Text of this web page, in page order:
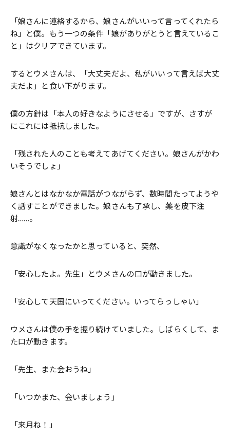
「娘さんに連絡するから、娘さんがいいって言ってくれたら
ね」と僕。もう一つの条件「娘がありがとうと言えているこ
と」はクリアできています。
するとウメさんは、「大丈夫だよ、私がいいって言えば大丈
夫だよ」と食い下がります。
僕の方針は「本人の好きなようにさせる」ですが、さすが
にこれには抵抗しました。
「残された人のことも考えてあげてください。娘さんがかわ
いそうでしょ」
娘さんとはなかなか電話がつながらず、数時間たってようや
く話すことができました。娘さんも了承し、薬を皮下注
射……。
意識がなくなったかと思っていると、突然、
「安心したよ。先生」とウメさんの口が動きました。
「安心して天国にいってください。いってらっしゃい」
ウメさんは僕の手を握り続けていました。しばらくして、ま
た口が動きます。
「先生、また会おうね」
「いつかまた、会いましょう」
「来月ね！」